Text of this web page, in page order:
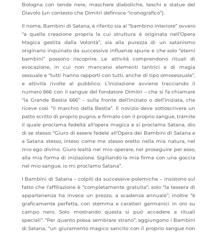
Bologna con tende nere, maschere diaboliche, teschi e statue del
Diavolo (un contesto che Dimitri definisce “iconografico”).
Il nome, Bambini di Satana, è riferito sia al “bambino interiore” ovvero
“a quella creazione propria la cui struttura è originata nell’Opera
Magica gestita dalla Volontà”, sia alla purezza di un satanismo
originario inquinato da successive influenze spurie e che solo “eterni
bambini” possono riscoprire. Le attività comprendono rituali di
evocazione, in cui non mancano elementi tantrici e di magia
sessuale e “tutti hanno rapporti con tutti, anche di tipo omosessuale”,
e attività rivolte al pubblico. L’iniziazione avviene tracciando il
numero 666 con il sangue del fondatore Dimitri – che si fa chiamare
“la Grande Bestia 666” – sulla fronte dell’iniziato o dell’iniziata, che
riceve così “il marchio della Bestia”. Il novizio deve sottoscrivere un
patto scritto di proprio pugno, e firmato con il proprio sangue, tramite
il quale proclama fedeltà all’opera magica e si proclama Satana, dio
di se stesso: “Giuro di essere fedele all’Opera dei Bambini di Satana e
a Satana stesso, inteso come me stesso eretto nella mia natura, nel
mio ego divino. Giuro lealtà nel mio operare, nel proseguire per esso,
alla mia forma di iniziazione. Sigillando la mia firma con una goccia
nel mio sangue, io mi proclamo Satana”.
I Bambini di Satana – colpiti da successive polemiche – insistono sul
fatto che l’affiliazione è “completamente gratuita”; solo “la tessera di
appartenenza ha invece un prezzo, a scadenza annuale”; inoltre “è
graficamente perfetta, con stemma e caratteri germanici in oro su
campo nero. Solo mostrando questa si può accedere a rituali
speciali”. “Per quanto possa sembrare strano”, aggiungono i Bambini
di Satana, “un giuramento magico sancito con il proprio sangue non